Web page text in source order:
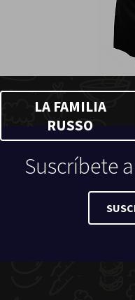
LA FAMILIA
RUSSO
Suscríbete